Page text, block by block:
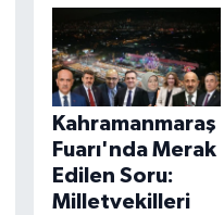
Kahramanmaraş
Fuarı'nda Merak
Edilen Soru:
Milletvekilleri